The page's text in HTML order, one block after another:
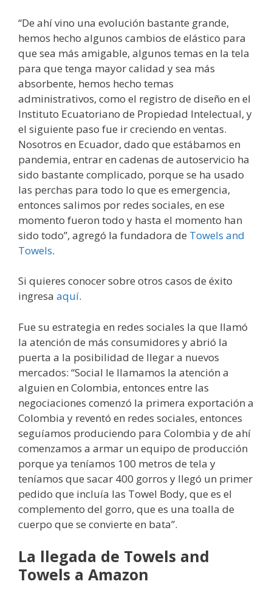
“De ahí vino una evolución bastante grande,
hemos hecho algunos cambios de elástico para
que sea más amigable, algunos temas en la tela
para que tenga mayor calidad y sea más
absorbente, hemos hecho temas
administrativos, como el registro de diseño en el
Instituto Ecuatoriano de Propiedad Intelectual, y
el siguiente paso fue ir creciendo en ventas.
Nosotros en Ecuador, dado que estábamos en
pandemia, entrar en cadenas de autoservicio ha
sido bastante complicado, porque se ha usado
las perchas para todo lo que es emergencia,
entonces salimos por redes sociales, en ese
momento fueron todo y hasta el momento han
sido todo”, agregó la fundadora de Towels and
Towels.
Si quieres conocer sobre otros casos de éxito
ingresa aquí.
Fue su estrategia en redes sociales la que llamó
la atención de más consumidores y abrió la
puerta a la posibilidad de llegar a nuevos
mercados: “Social le llamamos la atención a
alguien en Colombia, entonces entre las
negociaciones comenzó la primera exportación a
Colombia y reventó en redes sociales, entonces
seguíamos produciendo para Colombia y de ahí
comenzamos a armar un equipo de producción
porque ya teníamos 100 metros de tela y
teníamos que sacar 400 gorros y llegó un primer
pedido que incluía las Towel Body, que es el
complemento del gorro, que es una toalla de
cuerpo que se convierte en bata”.
La llegada de Towels and
Towels a Amazon